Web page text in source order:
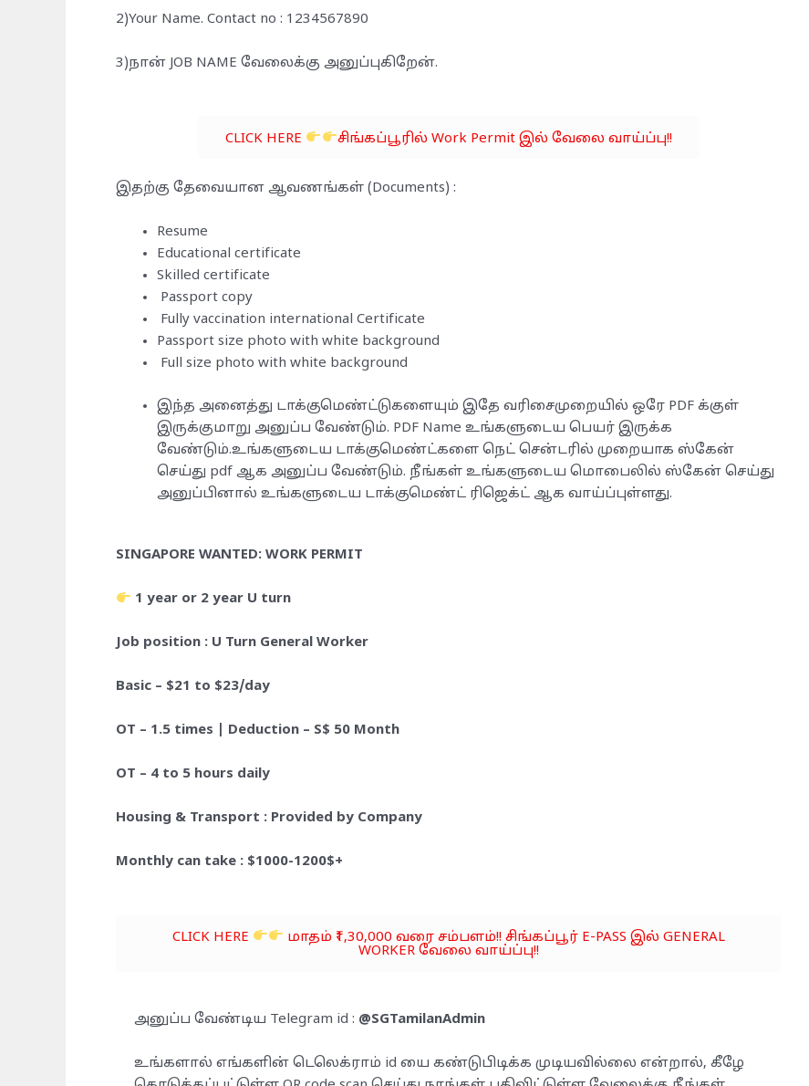
2)Your Name. Contact no : 1234567890
3)நான் JOB NAME வேலைக்கு அனுப்புகிறேன்.
CLICK HERE சிங்கப்பூரில் Work Permit இல் வேலை வாய்ப்பு!!
இதற்கு தேவையான ஆவணங்கள் (Documents) :
Resume
Educational certificate
Skilled certificate
Passport copy
Fully vaccination international Certificate
Passport size photo with white background
Full size photo with white background
இந்த அனைத்து டாக்குமெண்ட்டுகளையும் இதே வரிசைமுறையில் ஒரே PDF க்குள்
இருக்குமாறு அனுப்ப வேண்டும். PDF Name உங்களுடைய பெயர் இருக்க
வேண்டும்.உங்களுடைய டாக்குமெண்ட்களை நெட் சென்டரில் முறையாக ஸ்கேன்
செய்து pdf ஆக அனுப்ப வேண்டும். நீங்கள் உங்களுடைய மொபைலில் ஸ்கேன் செய்து
அனுப்பினால் உங்களுடைய டாக்குமெண்ட் ரிஜெக்ட் ஆக வாய்ப்புள்ளது.
SINGAPORE WANTED: WORK PERMIT
1 year or 2 year U turn
Job position : U Turn General Worker
Basic – $21 to $23/day
OT – 1.5 times | Deduction – S$ 50 Month
OT – 4 to 5 hours daily
Housing & Transport : Provided by Company
Monthly can take : $1000-1200$+
CLICK HERE மாதம் ₹1,30,000 வரை சம்பளம்!! சிங்கப்பூர் E-PASS இல் GENERAL
WORKER வேலை வாய்ப்பு!!
அனுப்ப வேண்டிய Telegram id : @SGTamilanAdmin
உங்களால் எங்களின் டெலெக்ராம் id யை கண்டுபிடிக்க முடியவில்லை என்றால், கீழே